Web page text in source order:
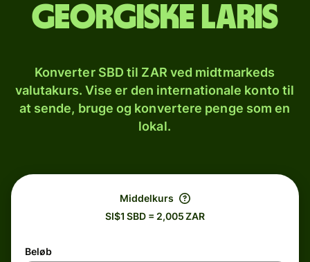
georgiske laris
Konverter SBD til ZAR ved midtmarkeds
valutakurs. Vise er den internationale konto til
at sende, bruge og konvertere penge som en
lokal.
Middelkurs
SI$1 SBD = 2,005 ZAR
Beløb